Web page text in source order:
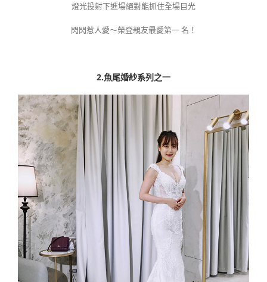
燈光投射下進場絕對能抓住全場目光
閃閃惹人愛～榮登親友最愛第一 名！
2.魚尾婚紗系列之一